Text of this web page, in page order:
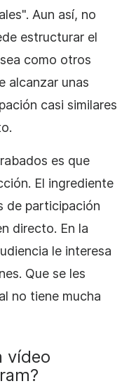
Aun así, no
estructurar el
como otros
alcanzar unas
casi similares
es que
El ingrediente
de participación
directo. En la
le interesa
Que se les
no tiene mucha
vídeo